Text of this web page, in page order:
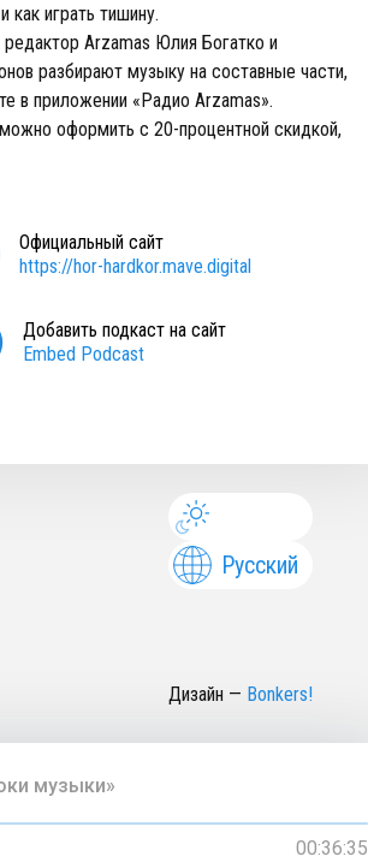
как играть тишину.
Arzamas Юлия Богатко и
разбирают музыку на составные части,
в приложении «Радио Arzamas».
оформить с 20-процентной скидкой,
Официальный сайт
https://hor-hardkor.mave.digital
Добавить подкаст на сайт
Embed Podcast
Русский
Дизайн — Bonkers!
музыки»
00:36:35